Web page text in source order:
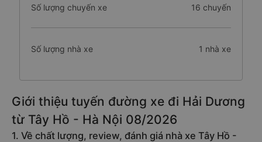
Số lượng chuyến xe 16 chuyến
Số lượng nhà xe 1 nhà xe
Giới thiệu tuyến đường xe đi Hải Dương
từ Tây Hồ - Hà Nội 08/2026
1. Về chất lượng, review, đánh giá nhà xe Tây Hồ -